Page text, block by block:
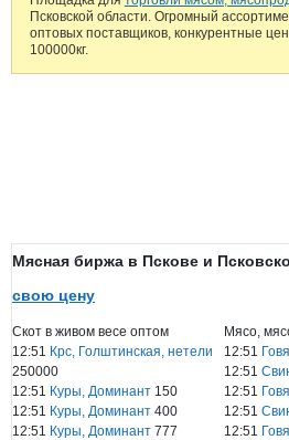
Псковской области. Огромный
оптовых поставщиков, конкурентные
100000кг.
Мясная биржа в Пскове и
свою цену
Скот в живом весе оптом
12:51 Крс, Голштинская, нетели
250000
12:51 Куры, Доминант 150
12:51 Куры, Доминант 400
12:51 Куры, Доминант 777
Мясо,
12:51
12:51
12:51
12:51
12:51